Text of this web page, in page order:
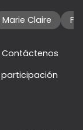
Marie Claire
Contáctenos
participación